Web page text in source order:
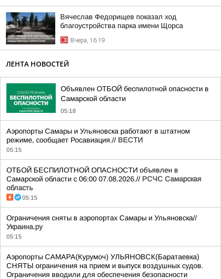
Вячеслав Федорищев показал ход
благоустройства парка имени Щорса
Вчера, 16:19
ЛЕНТА НОВОСТЕЙ
Объявлен ОТБОЙ беспилотной опасности в
Самарской области
05:18
Аэропорты Самары и Ульяновска работают в штатном
режиме, сообщает Росавиация.// ВЕСТИ
05:15
ОТБОЙ БЕСПИЛОТНОЙ ОПАСНОСТИ объявлен в
Самарской области с 06:00 07.08.2026.// РСЧС Самарская
область
05:15
Ограничения сняты в аэропортах Самары и Ульяновска//
Украина.ру
05:15
Аэропорты САМАРА(Курумоч) УЛЬЯНОВСК(Баратаевка)
СНЯТЫ ограничения на прием и выпуск воздушных судов.
Ограничения вводили для обеспечения безопасности